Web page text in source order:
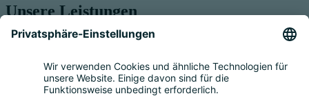
Unsere Leistungen
Service für Elektrogeräte
Mengenmeldung
Entsorgung
Beratung